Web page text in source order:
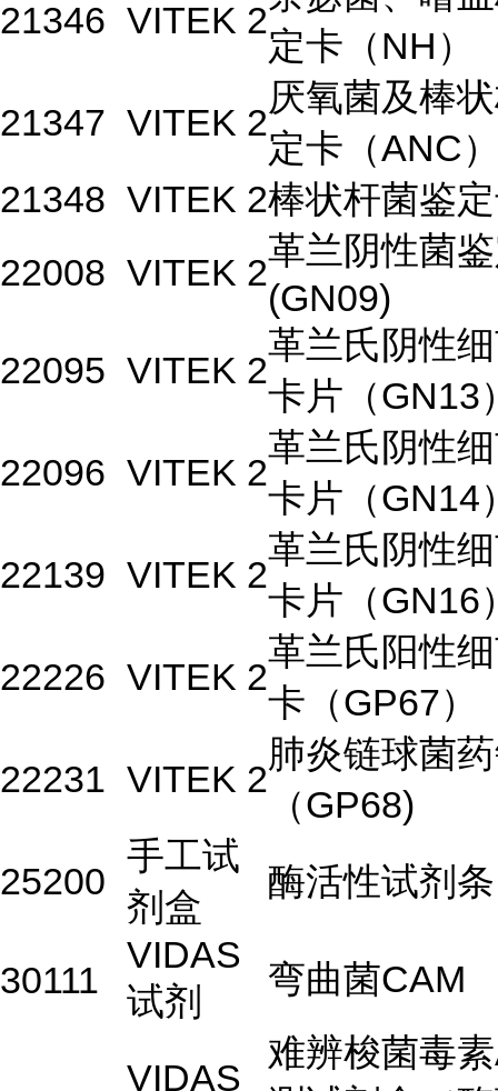
21346 VITEK 2
定卡（NH）
21347 VITEK 2
厌氧菌及棒
定卡（ANC
21348 VITEK 2棒状杆菌鉴
22008 VITEK 2
革兰阴性菌
(GN09)
22095 VITEK 2
革兰氏阴性
卡片（GN13
22096 VITEK 2
革兰氏阴性
卡片（GN14
22139 VITEK 2
革兰氏阴性
卡片（GN16
22226 VITEK 2
革兰氏阳性
卡（GP67）
22231 VITEK 2
肺炎链球菌
（GP68)
25200
手工试
剂盒
酶活性试剂条
30111
VIDAS
试剂
弯曲菌CAM
VIDAS
难辨梭菌毒